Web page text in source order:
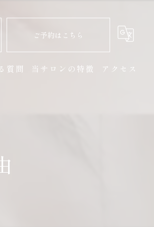
ご予約はこちら
質問 当サロンの特徴 アクセス